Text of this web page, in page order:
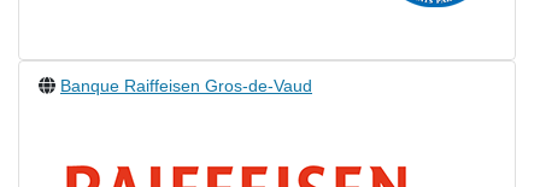
Banque Raiffeisen Gros-de-Vaud